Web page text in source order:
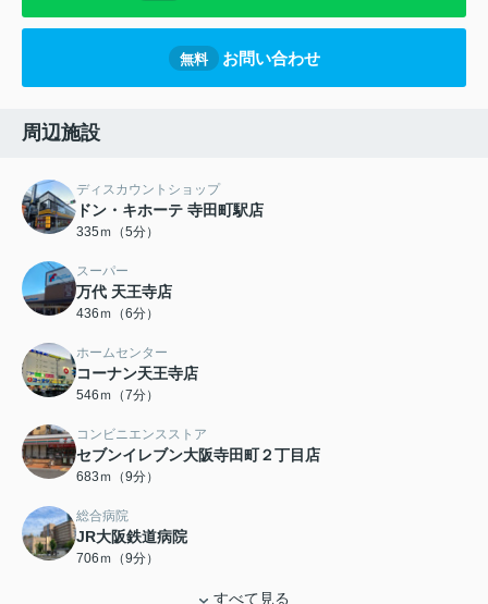
無料 お問い合わせ
周辺施設
ディスカウントショップ
ドン・キホーテ 寺田町駅店
335ｍ（5分）
スーパー
万代 天王寺店
436ｍ（6分）
ホームセンター
コーナン天王寺店
546ｍ（7分）
コンビニエンスストア
セブンイレブン大阪寺田町２丁目店
683ｍ（9分）
総合病院
JR大阪鉄道病院
706ｍ（9分）
すべて見る